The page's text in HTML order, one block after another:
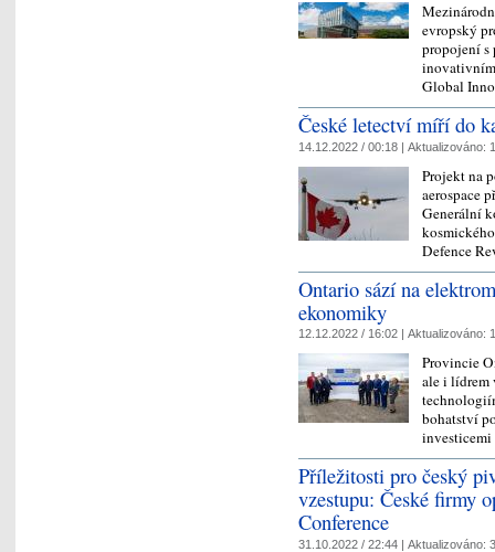
evropský
propojení s
Global
České letectví míří do
14.12.2022 / 00:18 | Aktualizováno:
Projekt na
aerospace
Generální
Defence
Ontario sází na
ekonomiky
12.12.2022 / 16:02 | Aktualizováno:
Provincie
ale i lídrem
bohatství
Příležitosti pro český
vzestupu: České firmy
Conference
31.10.2022 / 22:44 | Aktualizováno: